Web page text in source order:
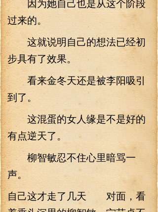
过来的。
这就说明自己的想法已经初
步具有了效果。
看来金冬天还是被李阳吸引
到了。
这混蛋的女人缘是不是好的
有点逆天了。
柳智敏忍不住心里暗骂一
声。
自己这才走了几天 对面，看